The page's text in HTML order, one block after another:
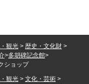
観光 > 歴史・文化財 >
>多胡碑記念館>
ショップ
観光 > 文化・芸術 >